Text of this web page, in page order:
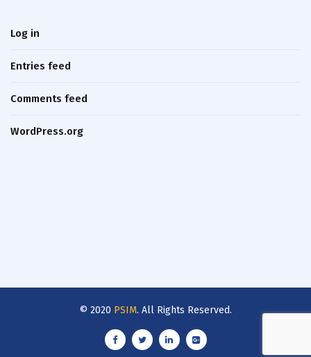
Log in
Entries feed
Comments feed
WordPress.org
© 2020 PSIM. All Rights Reserved.